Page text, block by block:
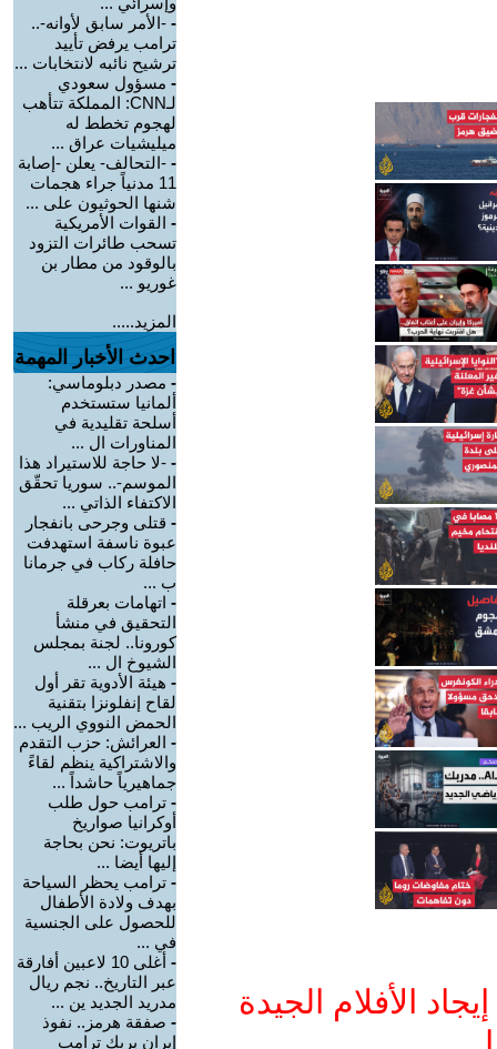
الأفلام الجيدة
- -الأمر سابق لأوانه-..
ترامب يرفض تأييد
ترشيح نائبه لانتخابات ...
- مسؤول سعودي
لـCNN: المملكة تتأهب
لهجوم تخطط له
ميليشيات عراق ...
- -التحالف- يعلن -إصابة
11 مدنياً جراء هجمات
شنها الحوثيون على ...
- القوات الأمريكية
تسحب طائرات التزود
بالوقود من مطار بن
غوريو ...
المزيد.....
احدث الأخبار المهمة
- مصدر دبلوماسي:
ألمانيا ستستخدم
أسلحة تقليدية في
المناورات ال ...
- -لا حاجة للاستيراد هذا
الموسم-.. سوريا تحقّق
الاكتفاء الذاتي ...
- قتلى وجرحى بانفجار
عبوة ناسفة استهدفت
حافلة ركاب في جرمانا
ب ...
- اتهامات بعرقلة
التحقيق في منشأ
كورونا.. لجنة بمجلس
الشيوخ ال ...
- هيئة الأدوية تقر أول
لقاح إنفلونزا بتقنية
الحمض النووي الريب ...
- العرائش: حزب التقدم
والاشتراكية ينظم لقاءً
جماهيرياً حاشداً ...
- ترامب حول طلب
أوكرانيا صواريخ
باتريوت: نحن بحاجة
إليها أيضا ...
- ترامب يحظر السياحة
بهدف ولادة الأطفال
للحصول على الجنسية
في ...
-
أغلى 10 لاعبين أفارقة
عبر التاريخ.. نجم ريال
مدريد الجديد ين ...
- صفقة هرمز.. نفوذ
إيران يربك ترامب